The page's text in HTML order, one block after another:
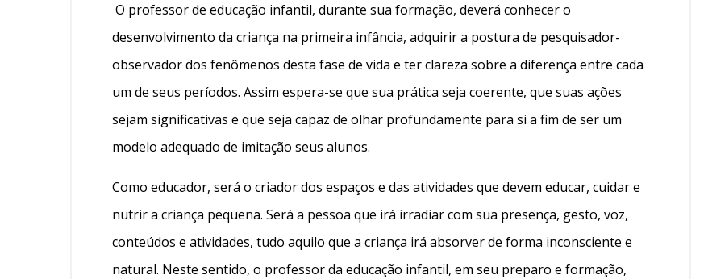
O professor de educação infantil, durante sua formação, deverá conhecer o
desenvolvimento da criança na primeira infância, adquirir a postura de pesquisador-
observador dos fenômenos desta fase de vida e ter clareza sobre a diferença entre cada
um de seus períodos. Assim espera-se que sua prática seja coerente, que suas ações
sejam significativas e que seja capaz de olhar profundamente para si a fim de ser um
modelo adequado de imitação seus alunos.
Como educador, será o criador dos espaços e das atividades que devem educar, cuidar e
nutrir a criança pequena. Será a pessoa que irá irradiar com sua presença, gesto, voz,
conteúdos e atividades, tudo aquilo que a criança irá absorver de forma inconsciente e
natural. Neste sentido, o professor da educação infantil, em seu preparo e formação,